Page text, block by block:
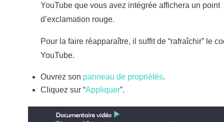
YouTube que vous avez intégrée affichera un point
d’exclamation rouge.
Pour la faire réapparaître, il suffit de “rafraîchir” le
YouTube.
Ouvrez son panneau de propriétés.
Cliquez sur “Appliquer”.